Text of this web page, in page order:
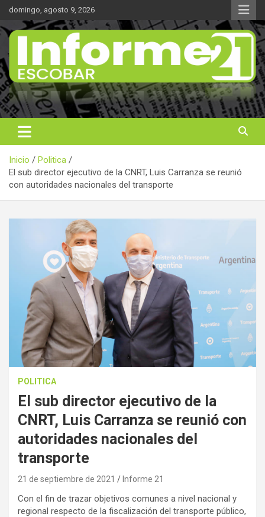
Saltar
contenido
domingo, agosto 9, 2026
Informe 21
Noticas reales
Inicio
Politica
El sub director ejecutivo de la CNRT, Luis Carranza se reunió
con autoridades nacionales del transporte
POLITICA
El sub director ejecutivo de la
CNRT, Luis Carranza se reunió con
autoridades nacionales del
transporte
21 de septiembre de 2021 Informe 21
Con el fin de trazar objetivos comunes a nivel nacional y
regional respecto de la fiscalización del transporte público,